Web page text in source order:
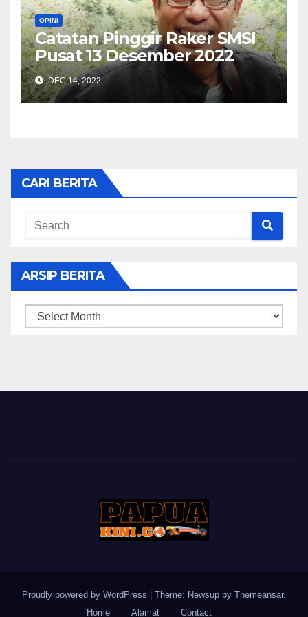
OPINI
Catatan Pinggir Raker SMSI
Pusat 13 Desember 2022
DEC 14, 2022
CARI BERITA
ARSIP BERITA
ARSIP
Proudly powered by WordPress | Theme: Newsup by Themeansar.
Home
Alamat Contact